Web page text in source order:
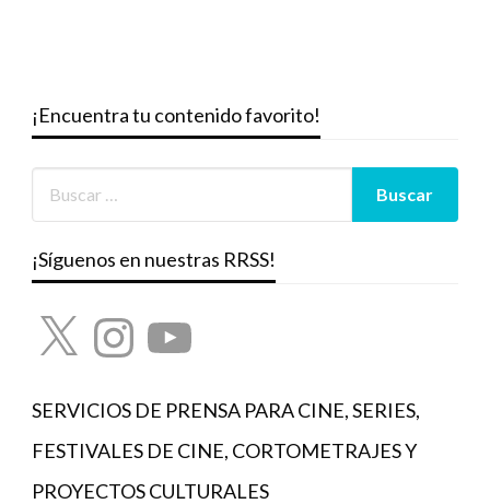
¡Encuentra tu contenido favorito!
¡Síguenos en nuestras RRSS!
X InstagramYouTube
SERVICIOS DE PRENSA PARA CINE, SERIES,
FESTIVALES DE CINE, CORTOMETRAJES Y
PROYECTOS CULTURALES